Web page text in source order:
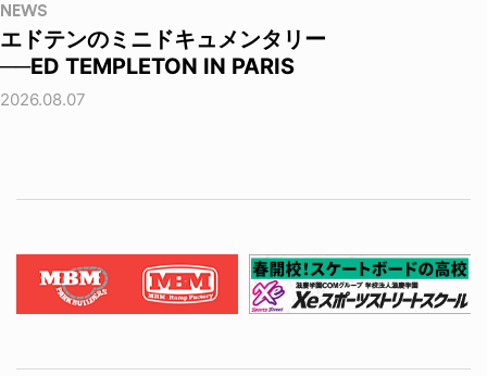
NEWS
エドテンのミニドキュメンタリー
──ED TEMPLETON IN PARIS
2026.08.07